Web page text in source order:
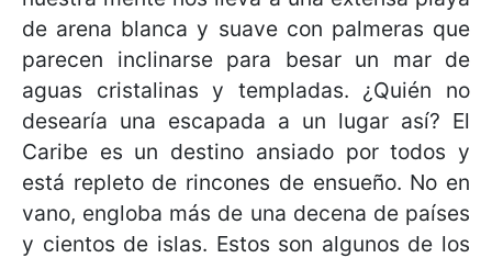
de arena blanca y suave con palmeras que
parecen inclinarse para besar un mar de
aguas cristalinas y templadas. ¿Quién no
desearía una escapada a un lugar así? El
Caribe es un destino ansiado por todos y
está repleto de rincones de ensueño. No en
vano, engloba más de una decena de países
y cientos de islas. Estos son algunos de los